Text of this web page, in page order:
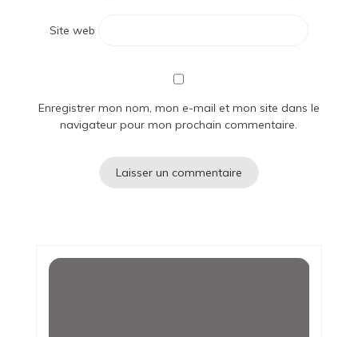
Site web
Enregistrer mon nom, mon e-mail et mon site dans le
navigateur pour mon prochain commentaire.